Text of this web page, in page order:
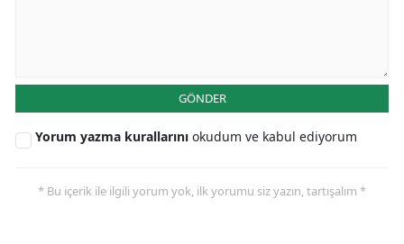
GÖNDER
Yorum yazma kurallarını okudum ve kabul ediyorum
* Bu içerik ile ilgili yorum yok, ilk yorumu siz yazın, tartışalım *